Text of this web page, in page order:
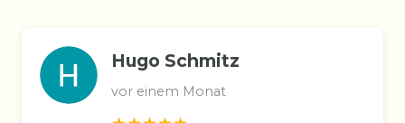
Hugo Schmitz
vor einem Monat